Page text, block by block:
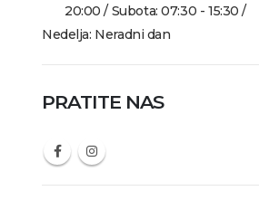
20:00 / Subota: 07:30 - 15:30 /
Nedelja: Neradni dan
PRATITE NAS